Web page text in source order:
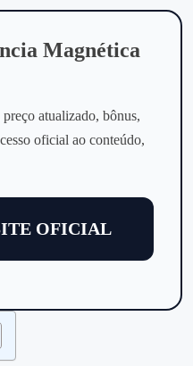
Magnética
atualizado, bônus,
oficial ao conteúdo,
OFICIAL